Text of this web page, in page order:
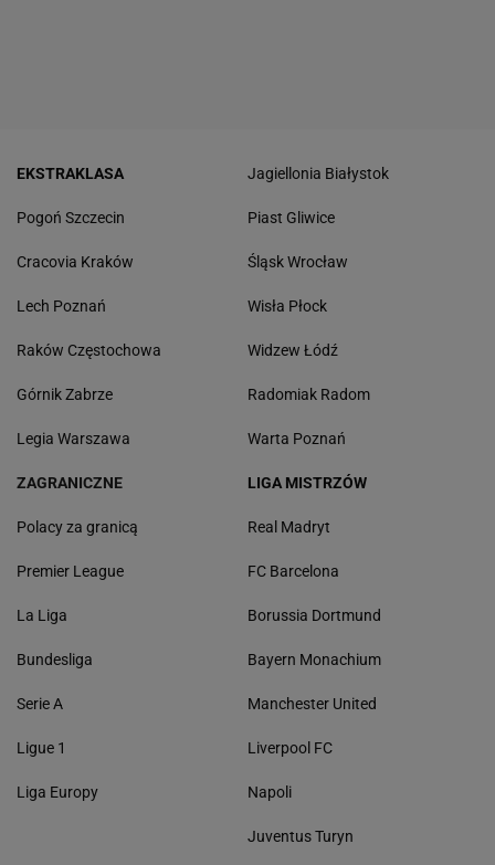
EKSTRAKLASA
Pogoń Szczecin
Cracovia Kraków
Lech Poznań
Raków Częstochowa
Górnik Zabrze
Legia Warszawa
Jagiellonia Białystok
Piast Gliwice
Śląsk Wrocław
Wisła Płock
Widzew Łódź
Radomiak Radom
Warta Poznań
ZAGRANICZNE
Polacy za granicą
Premier League
La Liga
Bundesliga
Serie A
Ligue 1
Liga Europy
LIGA MISTRZÓW
Real Madryt
FC Barcelona
Borussia Dortmund
Bayern Monachium
Manchester United
Liverpool FC
Napoli
Juventus Turyn